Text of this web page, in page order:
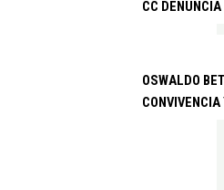
CC
OSWALDO